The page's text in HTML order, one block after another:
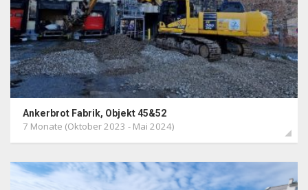
Ankerbrot Fabrik, Objekt 45&52
7 Monate (Oktober 2023 - Mai 2024)